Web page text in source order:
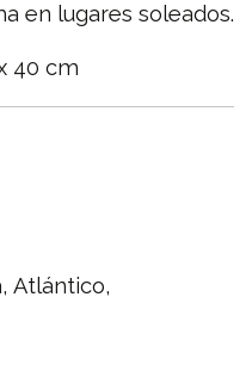
en lugares soleados.
40 cm
Atlántico,